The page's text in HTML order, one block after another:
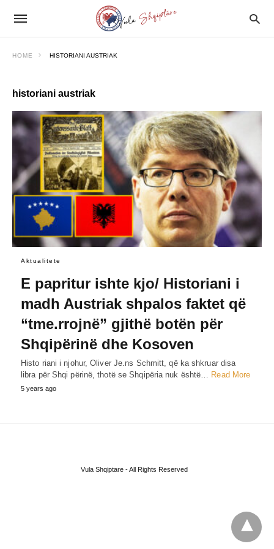
HOME HISTORIANI AUSTRIAK
historiani austriak
Aktualitete
E papritur ishte kjo/ Historiani i
madh Austriak shpalos faktet që
“tme.rrojnë” gjithë botën për
Shqipërinë dhe Kosoven
Histo riani i njohur, Oliver Je.ns Schmitt, që ka shkruar disa
libra për Shqi përinë, thotë se Shqipëria nuk është… Read More
5 years ago
Vula Shqiptare - All Rights Reserved